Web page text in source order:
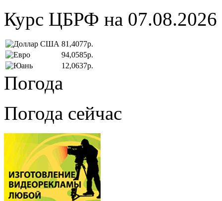
Курс ЦБРФ на 07.08.2026
81,4077р.
94,0585р.
12,0637р.
Погода
Погода сейчас